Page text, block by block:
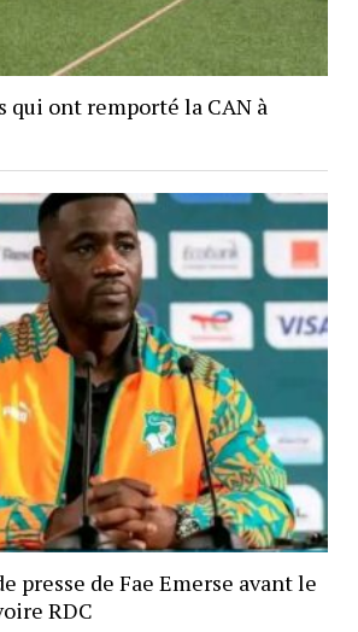
qui ont remporté la CAN à
presse de Fae Emerse avant le
RDC